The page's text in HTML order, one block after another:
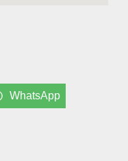
WhatsApp